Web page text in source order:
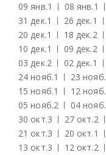
09 янв.1 08 янв.1
31 дек.1 26 дек.1
20 дек.1 18 дек.2
10 дек.1 09 дек.2
03 дек.2 02 дек.1
24 нояб.1 23 нояб.
15 нояб.1 12 нояб.
05 нояб.2 04 нояб.
30 окт.3 27 окт.2
21 окт.3 20 окт.1
13 окт.3 12 окт.2